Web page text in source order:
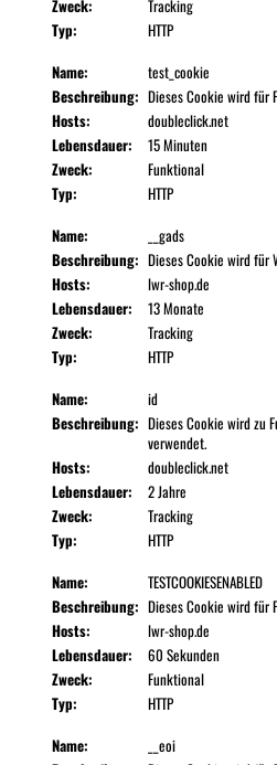
Zweck:
Tracking
Typ:
HTTP
Name:
test_cookie
Beschreibung: Dieses Cookie wird für
Hosts:
doubleclick.net
Lebensdauer:
15 Minuten
Zweck:
Funktional
Typ:
HTTP
Name:
__gads
Beschreibung: Dieses Cookie wird für
Hosts:
lwr-shop.de
Lebensdauer:
13 Monate
Zweck:
Tracking
Typ:
HTTP
Name:
id
Beschreibung: Dieses Cookie wird zu
verwendet.
Hosts:
doubleclick.net
Lebensdauer:
2 Jahre
Zweck:
Tracking
Typ:
HTTP
Name:
TESTCOOKIESENABLED
Beschreibung: Dieses Cookie wird für
Hosts:
lwr-shop.de
Lebensdauer:
60 Sekunden
Zweck:
Funktional
Typ:
HTTP
Name:
__eoi